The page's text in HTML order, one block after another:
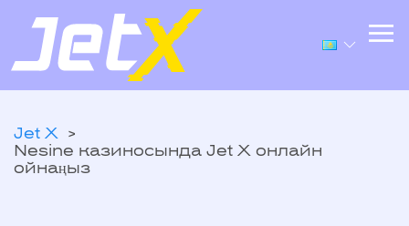
Jet X
Nesine казиносында Jet X онлайн
ойнаңыз